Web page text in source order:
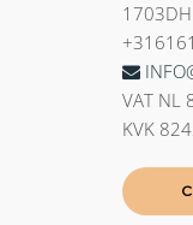
1703DH
VAT NL
KVK